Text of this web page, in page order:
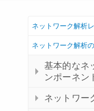
ネットワーク解析
ネットワーク解析
基本的なネ
ンポーネン
ネットワー